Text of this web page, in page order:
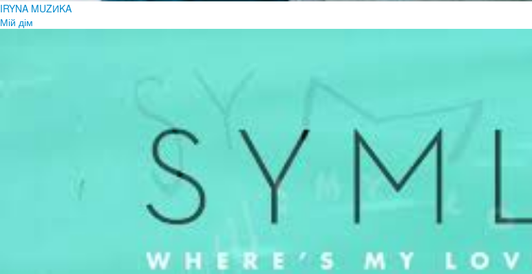
IRYNA MUZИKA
Мій дім